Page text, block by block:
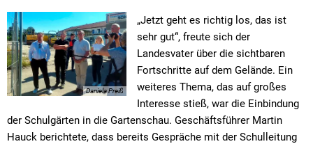
Daniela Preiß
„Jetzt geht es richtig los, das ist
sehr gut“, freute sich der
Landesvater über die sichtbaren
Fortschritte auf dem Gelände. Ein
weiteres Thema, das auf großes
Interesse stieß, war die Einbindung
der Schulgärten in die Gartenschau. Geschäftsführer Martin
Hauck berichtete, dass bereits Gespräche mit der Schulleitung